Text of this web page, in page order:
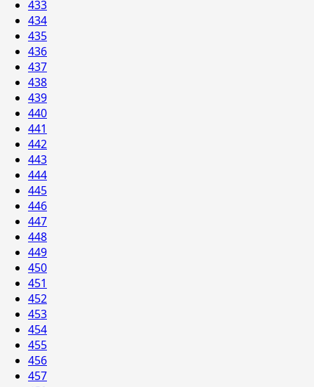
433
434
435
436
437
438
439
440
441
442
443
444
445
446
447
448
449
450
451
452
453
454
455
456
457